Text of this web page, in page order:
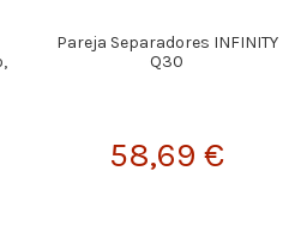
Pareja Separadores INFINITY
Q30
58,69 €